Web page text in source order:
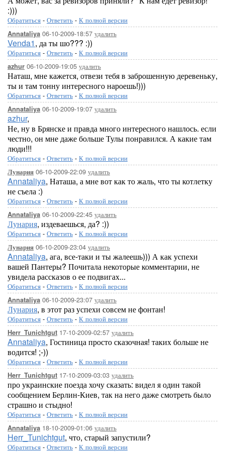
:)))
Обратиться - Ответить - К полной версии
Annataliya 06-10-2009-18:57 удалить
Venda1, да ты шо??? :))
Обратиться - Ответить - К полной версии
azhur 06-10-2009-19:05 удалить
Наташ, мне кажется, отвези тебя в заброшенную деревеньку,
ты и там тонну интересного нароешь!)))
Обратиться - Ответить - К полной версии
Annataliya 06-10-2009-19:07 удалить
azhur,
Не, ну в Брянске и правда много интересного нашлось. если
честно, он мне даже больше Тулы понравился. А какие там
люди!!!
Обратиться - Ответить - К полной версии
Лунария 06-10-2009-22:09 удалить
Annataliya, Наташа, а мне вот как то жаль, что ты котлетку
не съела :)
Обратиться - Ответить - К полной версии
Annataliya 06-10-2009-22:45 удалить
Лунария, издеваешься, да? :))
Обратиться - Ответить - К полной версии
Лунария 06-10-2009-23:04 удалить
Annataliya, ага, все-таки и ты жалеешь))) А как успехи
вашей Пантеры? Почитала некоторые комментарии, не
увидела рассказов о ее подвигах...
Обратиться - Ответить - К полной версии
Annataliya 06-10-2009-23:07 удалить
Лунария, в этот раз успехи совсем не фонтан!
Обратиться - Ответить - К полной версии
Herr_Tunichtgut 17-10-2009-02:57 удалить
Annataliya, Гостиница просто сказочная! таких больше не
водится! ;-))
Обратиться - Ответить - К полной версии
Herr_Tunichtgut 17-10-2009-03:03 удалить
про украинские поезда хочу сказать: видел я один такой
сообщением Берлин-Киев, так на него даже смотреть было
страшно и стыдно!
Обратиться - Ответить - К полной версии
Annataliya 18-10-2009-01:06 удалить
Herr_Tunichtgut, что, старый запустили?
Обратиться - Ответить - К полной версии